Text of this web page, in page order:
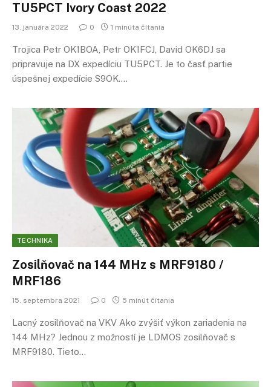
TU5PCT Ivory Coast 2022
13. januára 2022 0 1 minúta čítania
Trojica Petr OK1BOA, Petr OK1FCJ, David OK6DJ sa
pripravuje na DX expedíciu TU5PCT. Je to časť partie
úspešnej expedície S9OK.…
TECHNIKA
Zosilňovač na 144 MHz s MRF9180 /
MRF186
15. septembra 2021 0 5 minút čítania
Lacný zosilňovač na VKV Ako zvýšiť výkon zariadenia na
144 MHz? Jednou z možností je LDMOS zosilňovač s
MRF9180. Tieto…